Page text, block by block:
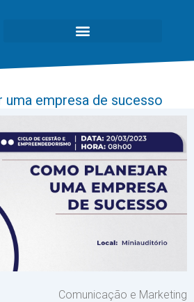
uma empresa de sucesso
Comunicação e Marketing